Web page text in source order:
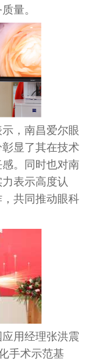
量。
，南昌爱尔眼
显了其在技术
。同时也对南
表示高度认
共同推动眼科
用经理张洪震
手术示范基